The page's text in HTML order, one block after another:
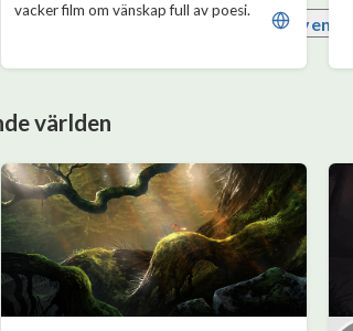
Svenska
vacker film om vänskap full av poesi.
världen